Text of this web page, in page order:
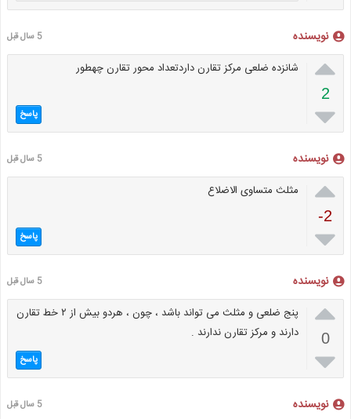
نویسنده 5 سال قبل

2

شانزده ضلعی مرکز تقارن داردتعداد محور تقارن چهطور
پاسخ
نویسنده 5 سال قبل

-2

مثلث متساوی الاضلاع
پاسخ
نویسنده 5 سال قبل

0

پنج ضلعی و مثلث می تواند باشد ، چون ، هردو بیش از ۲ خط تقارن
دارند و مرکز تقارن ندارند .
پاسخ
نویسنده 5 سال قبل